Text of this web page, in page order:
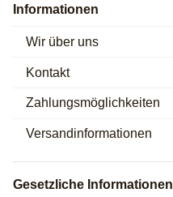
Informationen
Wir über uns
Kontakt
Zahlungsmöglichkeiten
Versandinformationen
Gesetzliche Informationen